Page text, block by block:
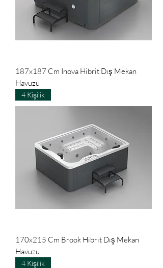
187x187 Cm Inova Hibrit Dış Mekan
Havuzu
4 Kişilik
170x215 Cm Brook Hibrit Dış Mekan
Havuzu
4 Kişilik